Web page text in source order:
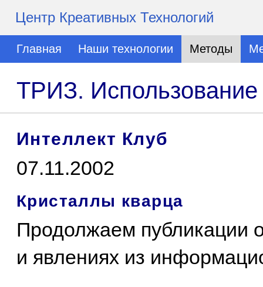
Центр Креативных Технологий
Главная Наши технологии Методы
ТРИЗ.
Интеллект Клуб
07.11.2002
Кристаллы кварца
Продолжаем публикации
и явлениях из